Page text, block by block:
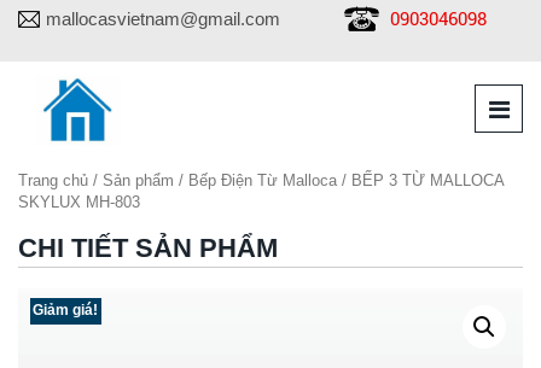
mallocasvietnam@gmail.com 0903046098
Trang chủ / Sản phẩm / Bếp Điện Từ Malloca / BẾP 3 TỪ MALLOCA
SKYLUX MH-803
CHI TIẾT SẢN PHẨM
Giảm giá!